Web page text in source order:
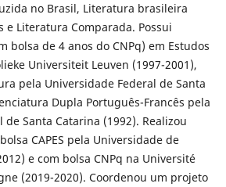
no Brasil, Literatura brasileira
Literatura Comparada. Possui
bolsa de 4 anos do CNPq) em Estudos
Universiteit Leuven (1997-2001),
pela Universidade Federal de Santa
Dupla Português-Francês pela
de Santa Catarina (1992). Realizou
CAPES pela Universidade de
e com bolsa CNPq na Université
(2019-2020). Coordenou um projeto